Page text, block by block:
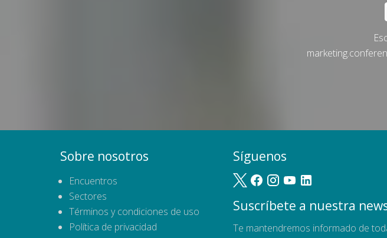
Sobre nosotros
Encuentros
Sectores
Términos y condiciones de uso
Política de privacidad
Síguenos
Suscríbete a nuestra
Te mantendremos informado de